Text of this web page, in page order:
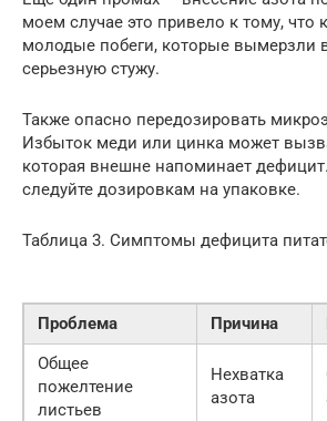
моем случае это привело к тому, что
молодые побеги, которые вымерзли
серьезную стужу.
Также опасно передозировать
Избыток меди или цинка может
которая внешне напоминает
следуйте дозировкам на упаковке.
Таблица 3. Симптомы дефицита
Проблема Причина
Общее
пожелтение
листьев
Нехватка
азота